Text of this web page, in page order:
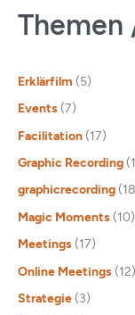
Themen
Erklärfilm (5)
Events (7)
Facilitation (17)
Graphic Recording
graphicrecording
Magic Moments (10)
Meetings (17)
Online Meetings (12)
Strategie (3)